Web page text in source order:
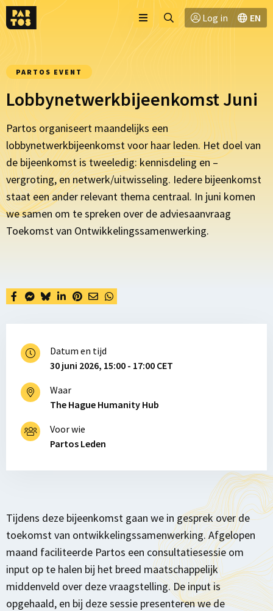
Toggle
menu
Menu
Ga
Log in EN
PARTOS EVENT
Lobbynetwerkbijeenkomst Juni
Partos organiseert maandelijks een
lobbynetwerkbijeenkomst voor haar leden. Het doel van
de bijeenkomst is tweeledig: kennisdeling en –
vergroting, en netwerk/uitwisseling. Iedere bijeenkomst
staat een ander relevant thema centraal. In juni komen
we samen om te spreken over de adviesaanvraag
Toekomst van Ontwikkelingssamenwerking.
Datum en tijd
30 juni 2026, 15:00 - 17:00 CET
Waar
The Hague Humanity Hub
Voor wie
Partos Leden
Tijdens deze bijeenkomst gaan we in gesprek over de
toekomst van ontwikkelingssamenwerking. Afgelopen
maand faciliteerde Partos een consultatiesessie om
input op te halen bij het breed maatschappelijk
middenveld over deze vraagstelling. De input is
opgehaald, en bij deze sessie presenteren we de